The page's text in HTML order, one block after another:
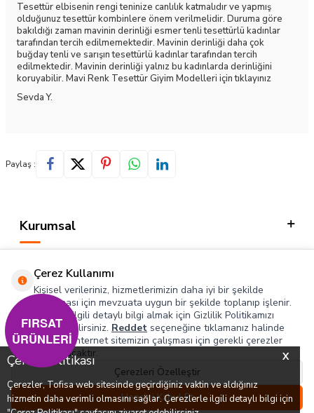
X
Çerez Politikası
Çerezler, Tofisa web sitesinde geçirdiğiniz vaktin ve aldığınız
hizmetin daha verimli olmasını sağlar. Çerezlerle ilgili detaylı bilgi için
0
Tesettür elbisenin rengi teninize canlılık katmalıdır ve yapmış
olduğunuz tesettür kombinlere önem verilmelidir. Duruma göre
bakıldığı zaman mavinin derinliği esmer tenli tesettürlü kadınlar
tarafından tercih edilmemektedir. Mavinin derinliği daha çok
buğday tenli ve sarışın tesettürlü kadınlar tarafından tercih
edilmektedir. Mavinin derinliği yalnız bu kadınlarda derinliğini
koruyabilir. Mavi Renk Tesettür Giyim Modelleri için tıklayınız
Sevda Y.
Paylaş :
Kurumsal
Hızlı Erişim
Sosyal
Adres & İletişim
T-SOFT
Çerez Kullanımı
Kişisel verileriniz, hizmetlerimizin daha iyi bir şekilde
sunulması için mevzuata uygun bir şekilde toplanıp işlenir.
Konuyla ilgili detaylı bilgi almak için Gizlilik Politikamızı
inceleyebilirsiniz. Reddet seçeneğine tıklamanız halinde
yalnızca internet sitemizin çalışması için gerekli çerezler
kullanılacaktır.
Çerezleri Özelleştir
Hepsini Kabul Et
FIRSAT
ÜRÜNLERİ